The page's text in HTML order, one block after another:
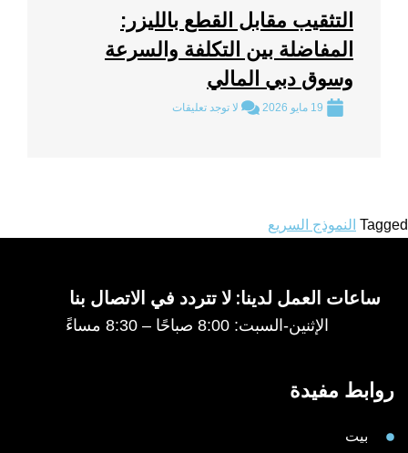
التثقيب مقابل القطع بالليزر:
المفاضلة بين التكلفة والسرعة
وسوق دبي المالي
لا توجد تعليقات
Tagged النموذج السريع
ساعات العمل لدينا: لا تتردد في الاتصال بنا
الإثنين-السبت: 8:00 صباحًا – 8:30 مساءً
روابط مفيدة
بيت